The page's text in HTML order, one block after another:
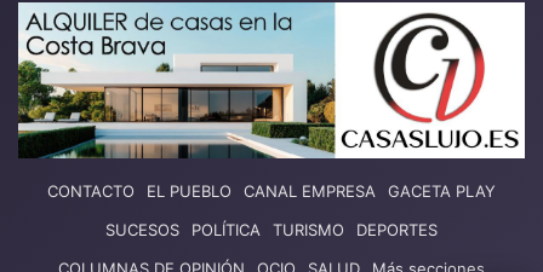
CONTACTO EL PUEBLO CANAL EMPRESA
GACETA PLAY
SUCESOS
POLÍTICA TURISMO
DEPORTES
COLUMNAS DE OPINIÓN
OCIO SALUD Más secciones